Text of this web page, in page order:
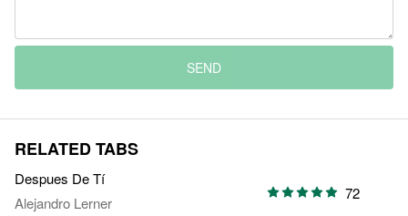
SEND
RELATED TABS
Despues De Tí
Alejandro Lerner
72